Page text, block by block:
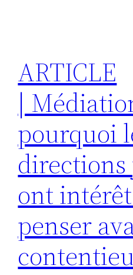
ARTICLE
|
pourquoi
ont
penser